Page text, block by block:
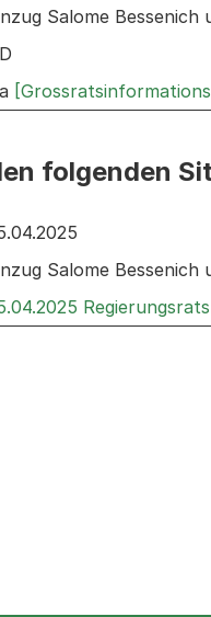
Salome
folgenden
Sitzungen:
Salome